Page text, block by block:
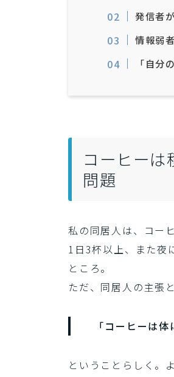
発信者
情報弱
「自分
コーヒーは
問題
私の同居人は、コー
1日3杯以上、また夜
ところ。
ただ、同居人の主張
「コーヒーは
ということらしく。